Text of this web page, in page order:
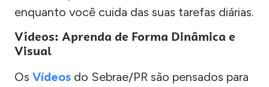
enquanto você cuida das suas tarefas diárias.
Vídeos: Aprenda de Forma Dinâmica e
Visual
Os Vídeos do Sebrae/PR são pensados para